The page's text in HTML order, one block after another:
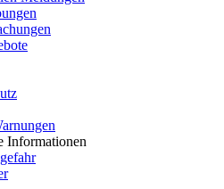
Informationen